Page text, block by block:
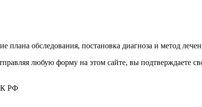
обследования, постановка диагноза и метод
любую форму на этом сайте, вы подтверждаете
РФ